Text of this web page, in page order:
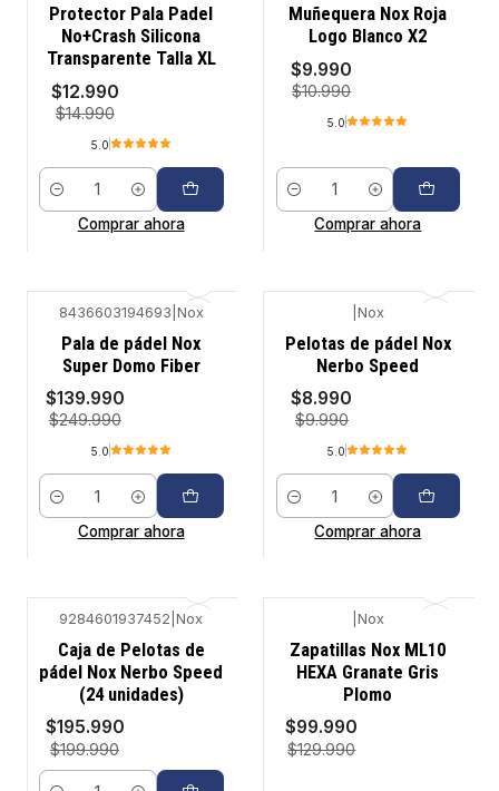
-13%
Protector Pala Padel
No+Crash Silicona
Transparente Talla XL
$12.990
$14.990
5.0
Cantidad
Comprar ahora
-9%
Muñequera Nox Roja
Logo Blanco X2
$9.990
$10.990
5.0
Cantidad
Comprar ahora
-44%
8436603194693 Nox
Pala de pádel Nox
Super Domo Fiber
$139.990
$249.990
5.0
Cantidad
Comprar ahora
-10%
Nox
Pelotas de pádel Nox
Nerbo Speed
$8.990
$9.990
5.0
Cantidad
Comprar ahora
-2%
9284601937452 |Nox
Caja de Pelotas de
pádel Nox Nerbo Speed
(24 unidades)
$195.990
$199.990
-23%
Nox
Zapatillas Nox ML10
HEXA Granate Gris
Plomo
$99.990
$129.990